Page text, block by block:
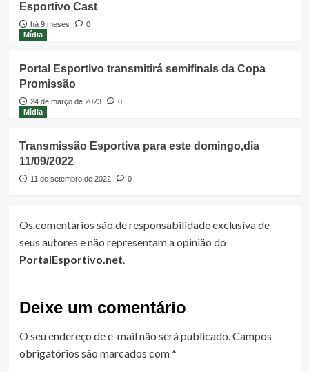
Esportivo Cast
há 9 meses
0
Mídia
Portal Esportivo transmitirá semifinais da Copa
Promissão
24 de março de 2023
0
Mídia
Transmissão Esportiva para este domingo,dia
11/09/2022
11 de setembro de 2022 0
Os comentários são de responsabilidade exclusiva de
seus autores e não representam a opinião do
PortalEsportivo.net.
Deixe um comentário
O seu endereço de e-mail não será publicado.Campos
obrigatórios são marcados com*